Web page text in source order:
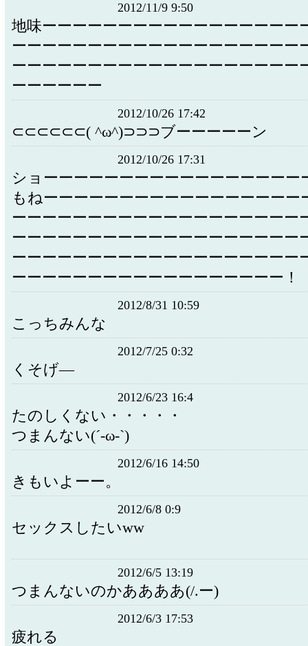
2012/11/9 9:50
地味ーーーーーーーーーーーーーーーーー
ーーーーーーーーーーーーーーーーーーー
ーーーーーーーーーーーーーーーーーーー
ーーーーーー
2012/10/26 17:42
⊂⊂⊂⊂⊂⊂( ^ω^)⊃⊃⊃ブーーーーーン
2012/10/26 17:31
ショーーーーーーーーーーーーーーーーー
もねーーーーーーーーーーーーーーーーー
ーーーーーーーーーーーーーーーーーーー
ーーーーーーーーーーーーーーーーーーー
ーーーーーーーーーーーーーーーーーーー
ーーーーーーーーーーーーーーーーーー！
2012/8/31 10:59
こっちみんな
2012/7/25 0:32
くそげ―
2012/6/23 16:4
たのしくない・・・・・
つまんない(´-ω-`)
2012/6/16 14:50
きもいよーー。
2012/6/8 0:9
セックスしたいww
2012/6/5 13:19
つまんないのかああああ(/.ー)
2012/6/3 17:53
疲れる